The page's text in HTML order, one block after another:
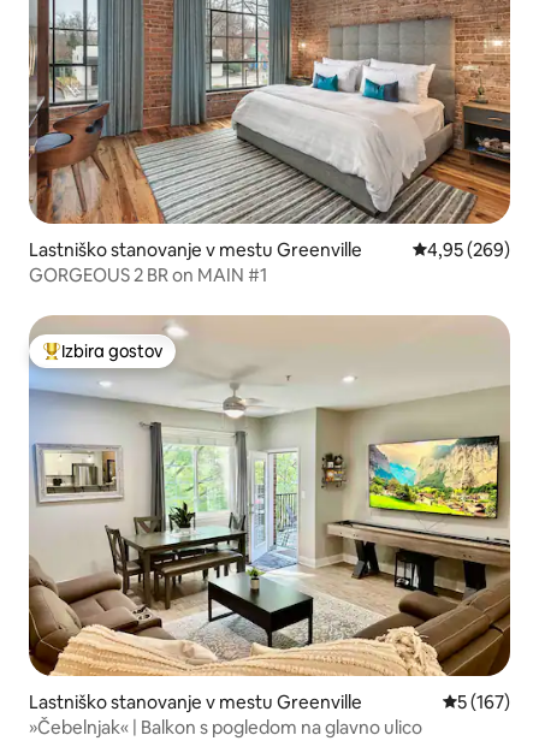
Lastniško stanovanje v mestu Greenville Povprečna
4,95 (269)
GORGEOUS 2 BR on MAIN #1
Najbolj priljubljena prenočišča z značko »Izbira gostov«
Izbira gostov
Lastniško stanovanje v mestu Greenville Povprečna
5 (167)
»Čebelnjak« | Balkon s pogledom na glavno ulico